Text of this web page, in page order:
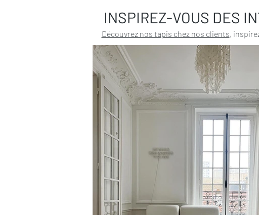
INSPIREZ-VOUS DES
Découvrez nos tapis chez nos clients,